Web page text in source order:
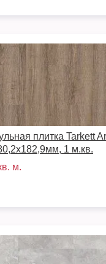
плитка Tarkett
1 м.кв.
м.